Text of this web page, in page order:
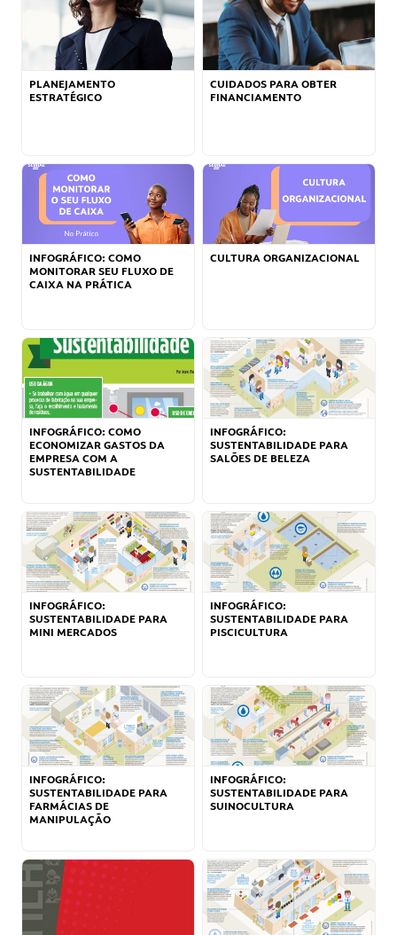
PLANEJAMENTO
ESTRATÉGICO
CUIDADOS PARA OBTER
FINANCIAMENTO
INFOGRÁFICO: COMO
MONITORAR SEU FLUXO DE
CAIXA NA PRÁTICA
CULTURA ORGANIZACIONAL
INFOGRÁFICO: COMO
ECONOMIZAR GASTOS DA
EMPRESA COM A
SUSTENTABILIDADE
INFOGRÁFICO:
SUSTENTABILIDADE PARA
SALÕES DE BELEZA
INFOGRÁFICO:
SUSTENTABILIDADE PARA
MINI MERCADOS
INFOGRÁFICO:
SUSTENTABILIDADE PARA
PISCICULTURA
INFOGRÁFICO:
SUSTENTABILIDADE PARA
FARMÁCIAS DE
MANIPULAÇÃO
INFOGRÁFICO:
SUSTENTABILIDADE PARA
SUINOCULTURA